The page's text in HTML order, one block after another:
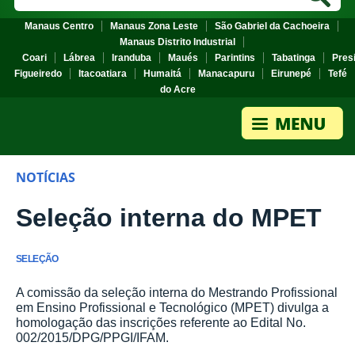
Manaus Centro Manaus Zona Leste
São Gabriel da Cachoeira
Manaus Distrito Industrial
Coari
Lábrea Iranduba Maués Parintins Tabatinga
Figueiredo
Itacoatiara Humaitá Manacapuru Eirunepé
Tefé
do Acre
NOTÍCIAS
Seleção interna do MPET
SELEÇÃO
A comissão da seleção interna do Mestrando Profissional
em Ensino Profissional e Tecnológico (MPET) divulga a
homologação das inscrições referente ao Edital No.
002/2015/DPG/PPGI/IFAM.